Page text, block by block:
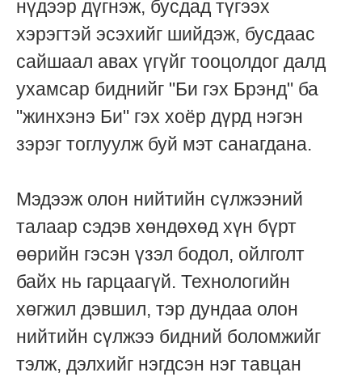
нүдээр дүгнэж, бусдад түгээх
хэрэгтэй эсэхийг шийдэж, бусдаас
сайшаал авах үгүйг тооцолдог далд
ухамсар биднийг "Би гэх Брэнд" ба
"жинхэнэ Би" гэх хоёр дүрд нэгэн
зэрэг тоглуулж буй мэт санагдана.
Мэдээж олон нийтийн сүлжээний
талаар сэдэв хөндөхөд хүн бүрт
өөрийн гэсэн үзэл бодол, ойлголт
байх нь гарцаагүй. Технологийн
хөгжил дэвшил, тэр дундаа олон
нийтийн сүлжээ бидний боломжийг
тэлж, дэлхийг нэгдсэн нэг тавцан